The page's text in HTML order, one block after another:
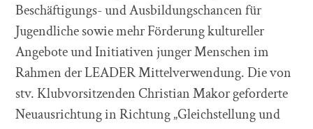
Beschäftigungs- und Ausbildungschancen für
Jugendliche sowie mehr Förderung kultureller
Angebote und Initiativen junger Menschen im
Rahmen der LEADER Mittelverwendung. Die von
stv. Klubvorsitzenden Christian Makor geforderte
Neuausrichtung in Richtung „Gleichstellung und